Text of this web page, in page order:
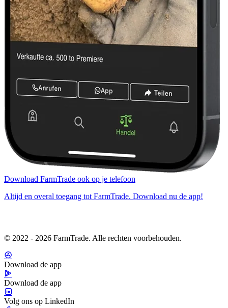
Download FarmTrade ook op je telefoon
Altijd en overal toegang tot FarmTrade. Download nu de app!
© 2022 - 2026 FarmTrade. Alle rechten voorbehouden.
Download de app
Download de app
Volg ons op LinkedIn